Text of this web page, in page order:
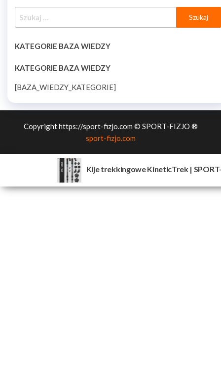
KATEGORIE BAZA WIEDZY
KATEGORIE BAZA WIEDZY
[BAZA_WIEDZY_KATEGORIE]
Copyright https://sport-fizjo.com © SPORT-FIZJO ®
sport-fizjo.com
Kije trekkingowe KineticTrek |